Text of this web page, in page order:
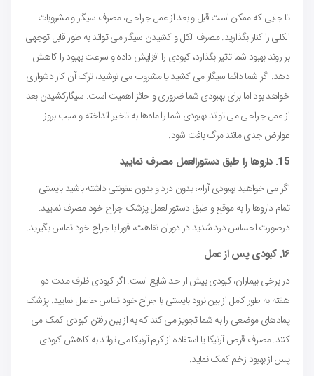
تا جایی که ممکن است قبل و بعد از عمل جراحی، مصرف سیگار و مشروبات
الکلی را کنار بگذارید. مصرف الکل و کشیدن سیگار می تواند به طور قابل توجهی
بر روند بهبود شما تاثیر بگذارد، کبودی را افزایش داده و سرعت بهبود را کاهش
دهد. اگر شما دائما سیگار می کشید یا مشروب می نوشید، ترک آن کار دشواری
خواهد بود اما برای بهبودی شما ضروری و حائز اهمیت است. سیگارکشیدن بعد
از عمل جراحی می تواند بهبودی شما را ماه‌ها به تاخیر انداخته و سبب بروز
عوارض جدی مانند مرگ بافت شود.
15. داروها را طبق دستورالعمل مصرف نمایید
اگر می خواهید بهبودی آرام، بدون درد و بدون عفونتی داشته باشید بایستی
تمام داروها را به موقع و طبق دستورالعمل پزشک جراح خود مصرف نمایید.
درصورت احساس درد شدید در دوران نقاهت، فورا با جراح خود تماس بگیرید.
۱۶. کبودی پس از عمل
در برخی بیماران، کبودی بیش از حد شایع است. اگر کبودی ظرف مدت دو
هفته به طور کامل از بین نرود بایستی با جراح خود تماس حاصل نمایید. پزشک
پمادهای موضعی را به شما تجویز می کند که به از بین رفتن کبودی کمک می
کنند. مصرف قرص آرنیکا یا استفاده از کرم آرنیکا می تواند به کاهش کبودی
پس از بهبود زخم کمک نماید.